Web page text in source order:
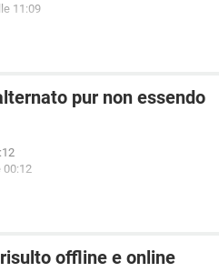
11:09
pur non essendo
00:12
offline e online